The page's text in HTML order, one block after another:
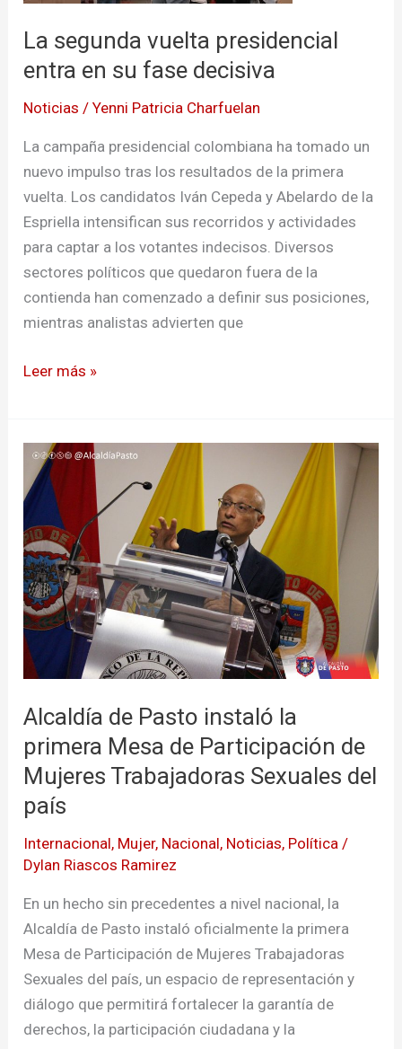
La segunda vuelta presidencial
entra en su fase decisiva
Noticias /Yenni Patricia Charfuelan
La campaña presidencial colombiana ha tomado un
nuevo impulso tras los resultados de la primera
vuelta. Los candidatos Iván Cepeda y Abelardo de la
Espriella intensifican sus recorridos y actividades
para captar a los votantes indecisos. Diversos
sectores políticos que quedaron fuera de la
contienda han comenzado a definir sus posiciones,
mientras analistas advierten que
fase
decisiva
Leer más »
Alcaldía de Pasto instaló la
primera Mesa de Participación de
Mujeres Trabajadoras Sexuales del
país
Internacional, Mujer, Nacional, Noticias, Política /
Dylan Riascos Ramirez
En un hecho sin precedentes a nivel nacional, la
Alcaldía de Pasto instaló oficialmente la primera
Mesa de Participación de Mujeres Trabajadoras
Sexuales del país, un espacio de representación y
diálogo que permitirá fortalecer la garantía de
derechos, la participación ciudadana y la
Alcaldía
de
Pasto
instaló
la
primera
Mesa
de
Participación
de
Mujeres
Trabajadoras
Sexuales
del
país